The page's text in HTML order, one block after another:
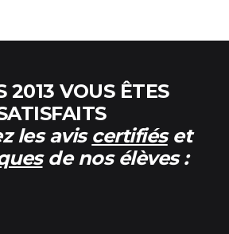
2013 VOUS ÊTES
les avis certifiéset
de nos élèves :